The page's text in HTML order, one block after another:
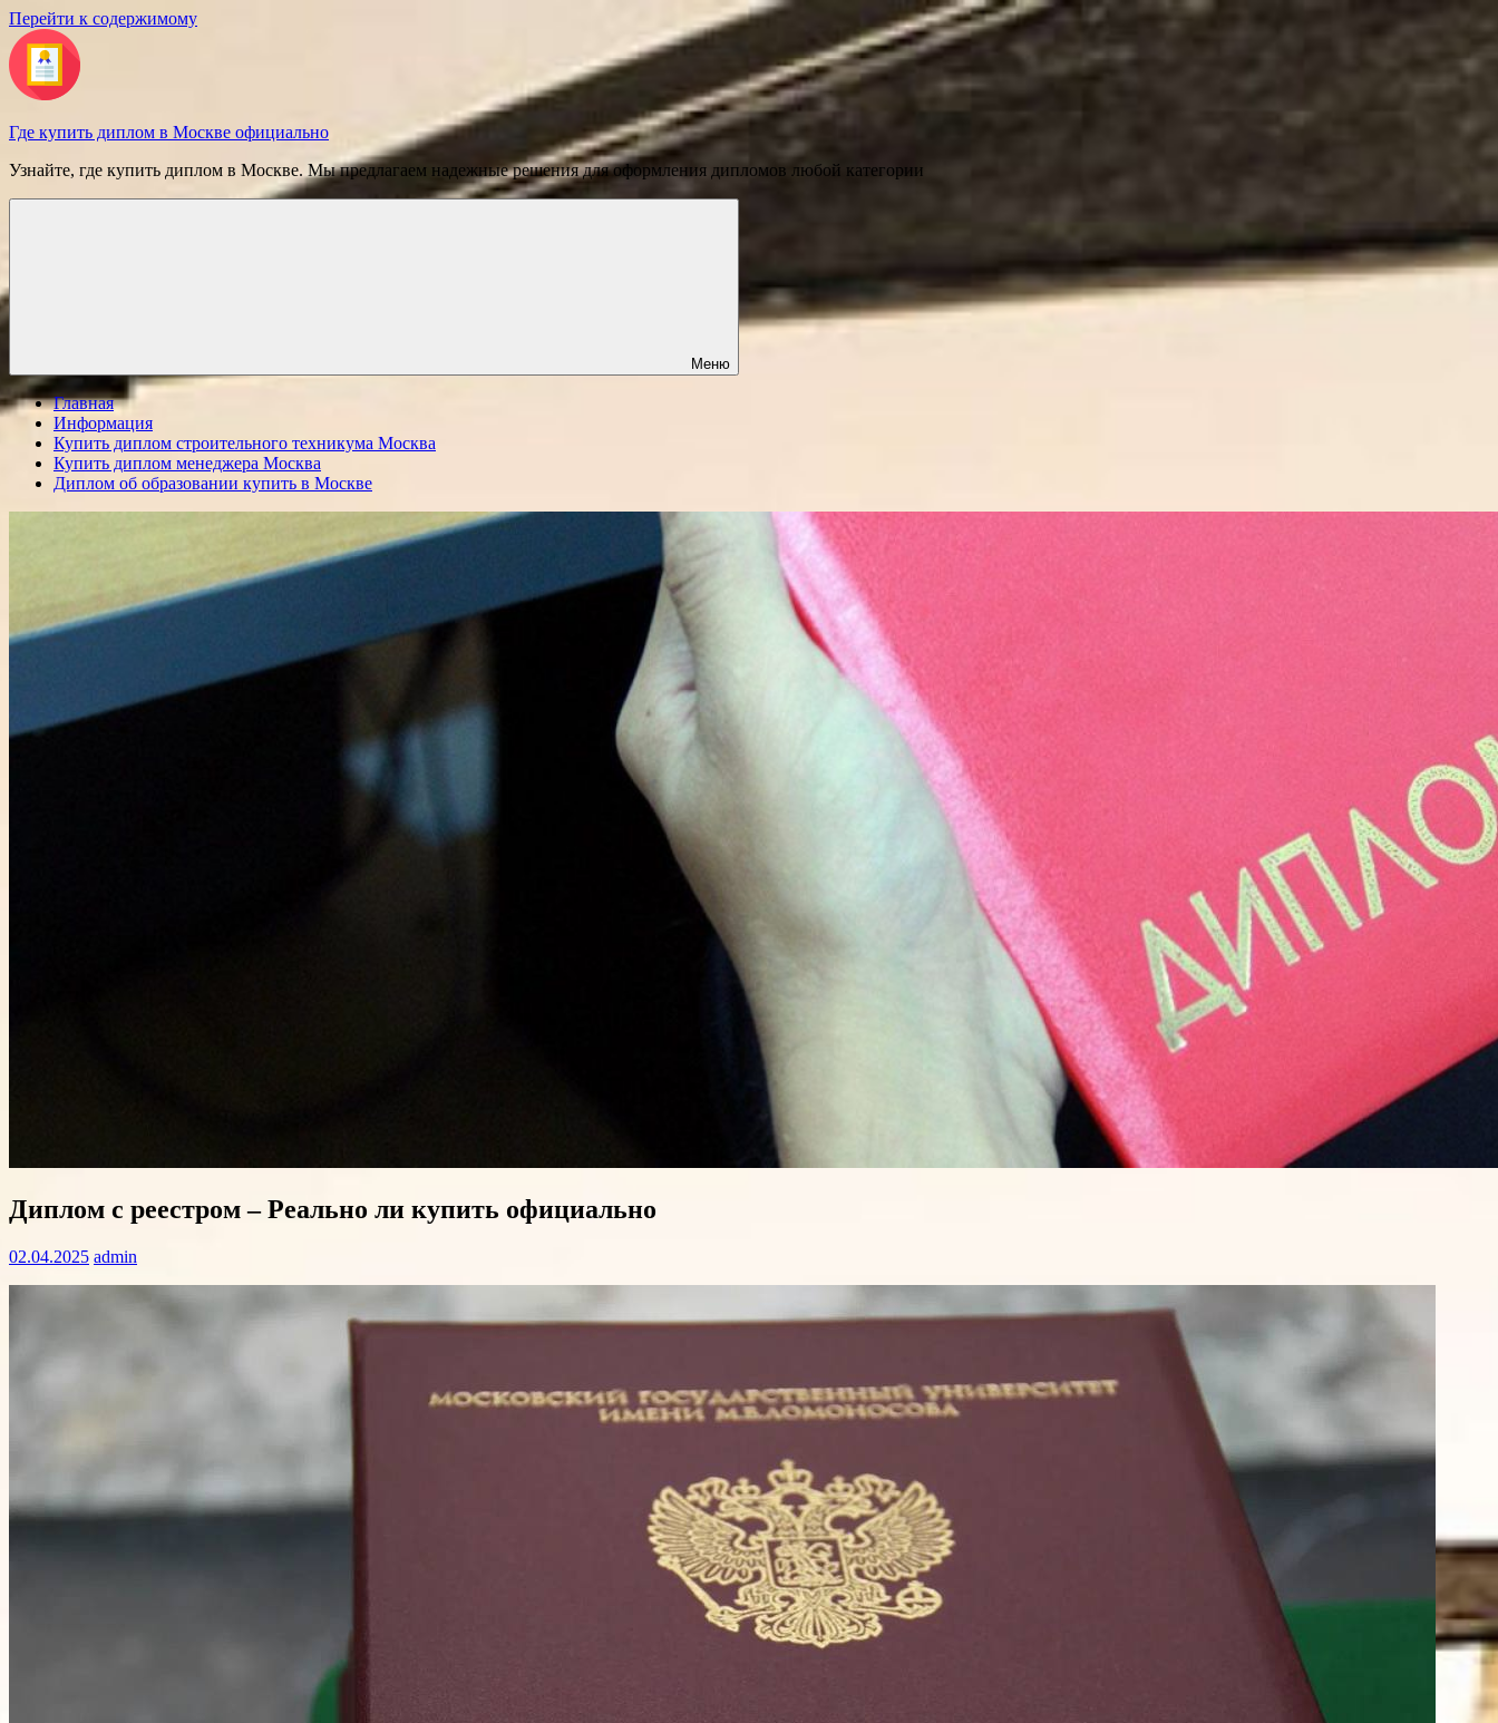
Перейти к содержимому
Где купить диплом в Москве официально
Узнайте, где купить диплом в Москве. Мы предлагаем надежные решения для оформления дипломов любой категории
Меню
Главная
Информация
Купить диплом строительного техникума Москва
Купить диплом менеджера Москва
Диплом об образовании купить в Москве
Диплом с реестром – Реально ли купить официально
02.04.2025 admin